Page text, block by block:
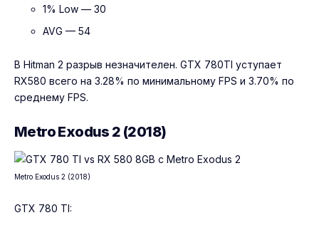
1% Low — 30
AVG — 54
В Hitman 2 разрыв незначителен. GTX 780TI уступает
RX580 всего на 3.28% по минимальному FPS и 3.70% по
среднему FPS.
Metro Exodus 2 (2018)
Metro Exodus 2 (2018)
GTX 780 TI: